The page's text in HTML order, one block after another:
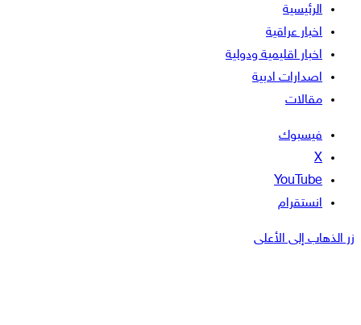
الرئيسية
اخبار عراقية
اخبار اقليمية ودولية
اصدارات ادبية
مقالات
فيسبوك
‫X
‫YouTube
انستقرام
زر الذهاب إلى الأعلى